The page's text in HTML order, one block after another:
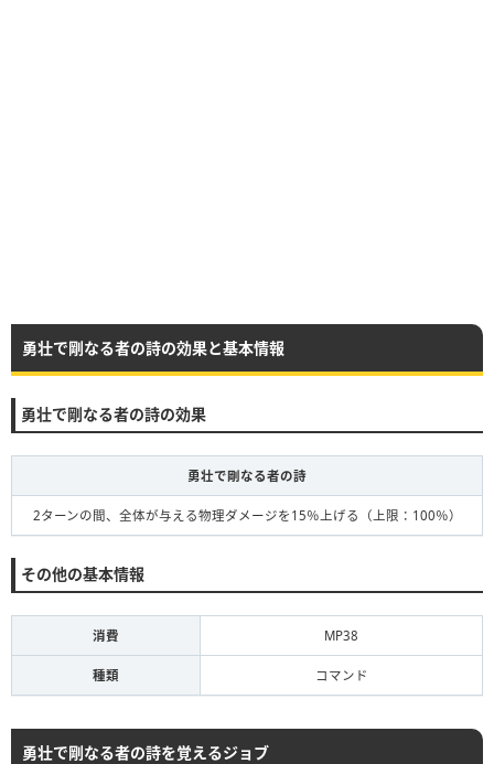
勇壮で剛なる者の詩の効果と基本情報
勇壮で剛なる者の詩の効果
勇壮で剛なる者の詩
2ターンの間、全体が与える物理ダメージを15％上げる（上限：100％）
その他の基本情報
消費 MP38
種類 コマンド
勇壮で剛なる者の詩を覚えるジョブ